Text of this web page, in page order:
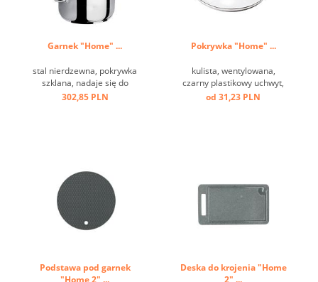
Garnek "Home" ...
stal nierdzewna, pokrywka
szklana, nadaje się do
indukcji ...
302,85 PLN
Pokrywka "Home" ...
kulista, wentylowana,
czarny plastikowy uchwyt,
szkło, obręcz ze stali
od 31,23 PLN
Podstawa pod garnek
"Home 2" ...
Deska do krojenia "Home
2" ...